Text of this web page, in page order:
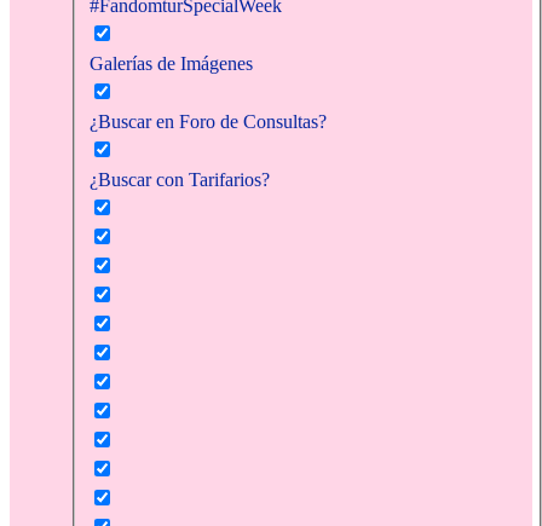
#FandomturSpecialWeek
Galerías de Imágenes
¿Buscar en Foro de Consultas?
¿Buscar con Tarifarios?